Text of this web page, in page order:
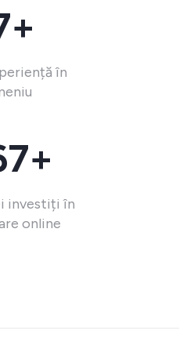
în
investiți în
online